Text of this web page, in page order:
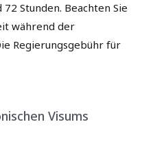
Stunden. Beachten Sie
während der
Regierungsgebühr für
Visums